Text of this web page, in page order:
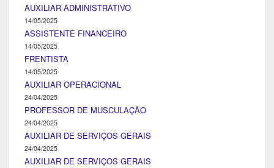
AUXILIAR ADMINISTRATIVO
14/05/2025
ASSISTENTE FINANCEIRO
14/05/2025
FRENTISTA
14/05/2025
AUXILIAR OPERACIONAL
24/04/2025
PROFESSOR DE MUSCULAÇÃO
24/04/2025
AUXILIAR DE SERVIÇOS GERAIS
24/04/2025
AUXILIAR DE SERVIÇOS GERAIS